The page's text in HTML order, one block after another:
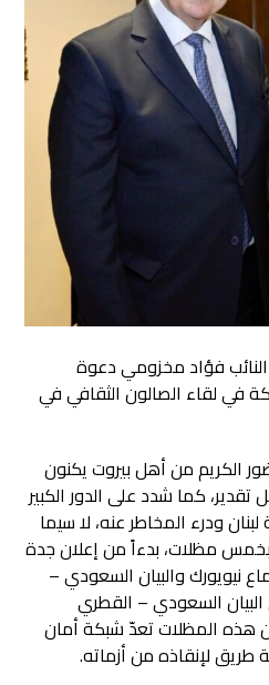
فؤاد مخزومي دعوة
في لقاء الصالون الثقافي في
الكريم من أهل بيروت يكنون
كما شدد على الدور الكبير
ودرء المخاطر عنه، لا سيما
بخمس مظلات، بدءاً من إعلان جدة
نيويورك والبيان السعودي –
السعودي – القطري
هذه المظلات تعدّ شبكة أمان
طريق لإنقاذه من أزماته.